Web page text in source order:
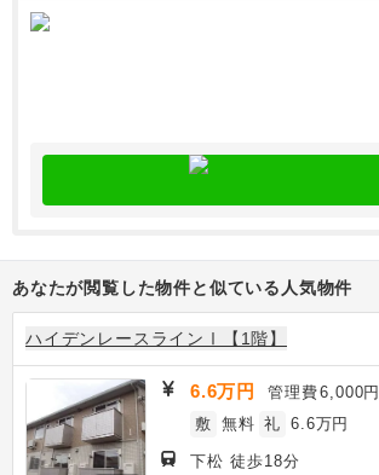
あなたが閲覧した物件と似ている人気物件
ハイデンレースラインⅠ【1階】
6.6万円 管理費6,000円
敷 無料 礼 6.6万円
下松 徒歩18分